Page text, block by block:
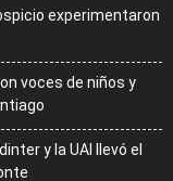
experimentaron
voces de niños y
y la UAI llevó el